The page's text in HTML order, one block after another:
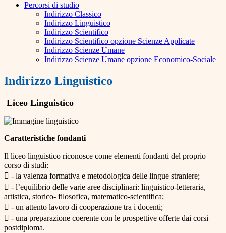
Percorsi di studio
Indirizzo Classico
Indirizzo Linguistico
Indirizzo Scientifico
Indirizzo Scientifico opzione Scienze Applicate
Indirizzo Scienze Umane
Indirizzo Scienze Umane opzione Economico-Sociale
Indirizzo Linguistico
Liceo Linguistico
Caratteristiche fondanti
Il liceo linguistico riconosce come elementi fondanti del proprio
corso di studi:
 - la valenza formativa e metodologica delle lingue straniere;
 - l’equilibrio delle varie aree disciplinari: linguistico-letteraria,
artistica, storico- filosofica, matematico-scientifica;
 - un attento lavoro di cooperazione tra i docenti;
 - una preparazione coerente con le prospettive offerte dai corsi
postdiploma.